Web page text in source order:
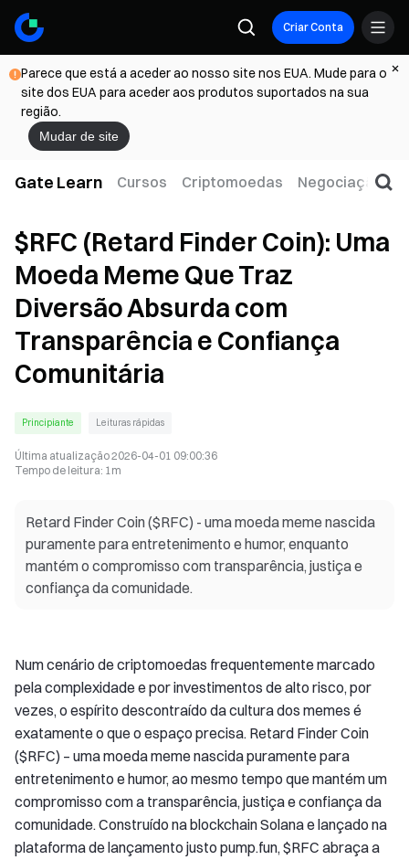
Criar Conta
Parece que está a aceder ao nosso site nos EUA. Mude para o
site dos EUA para aceder aos produtos suportados na sua
região.
Mudar de site
Gate Learn Cursos Criptomoedas Negociação
$RFC (Retard Finder Coin): Uma
Moeda Meme Que Traz
Diversão Absurda com
Transparência e Confiança
Comunitária
Principiante Leituras rápidas
Última atualização2026-04-01 09:00:36
Tempo de leitura: 1m
Retard Finder Coin ($RFC) - uma moeda meme nascida
puramente para entretenimento e humor, enquanto
mantém o compromisso com transparência, justiça e
confiança da comunidade.
Num cenário de criptomoedas frequentemente marcado
pela complexidade e por investimentos de alto risco, por
vezes, o espírito descontraído da cultura dos memes é
exatamente o que o espaço precisa. Retard Finder Coin
($RFC) – uma moeda meme nascida puramente para
entretenimento e humor, ao mesmo tempo que mantém um
compromisso com a transparência, justiça e confiança da
comunidade. Construído na blockchain Solana e lançado na
plataforma de lançamento justo pump.fun, $RFC abraça a